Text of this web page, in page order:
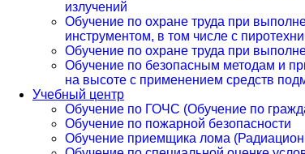
излучений
Обучение по охране труда при
инструментом, в том числе с
Обучение по охране труда при
Обучение по безопасным методам и
на высоте с применением средств
Учебный центр
Обучение по ГОЧС (Обучение по
Обучение по пожарной безопасности
Обучение приемщика лома